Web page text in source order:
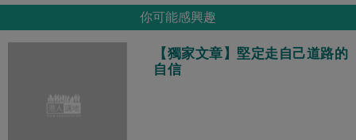
你可能感興趣
【獨家文章】堅定走自己道路的
自信